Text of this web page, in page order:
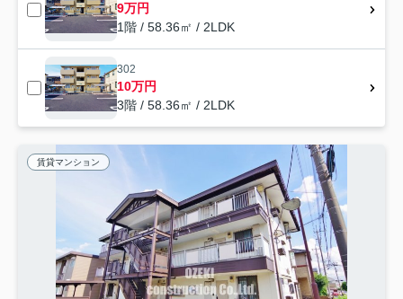
9万円
1階 / 58.36㎡ / 2LDK
302
10万円
3階 / 58.36㎡ / 2LDK
賃貸マンション